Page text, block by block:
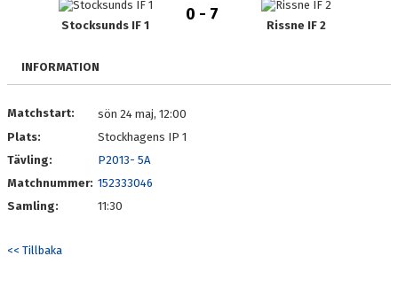
BILDGALLERI
DOKUMENT
Stocksunds IF 1
0 - 7
Rissne IF 2
INFORMATION
Matchstart:
sön 24 maj, 12:00
Plats:
Stockhagens IP 1
Tävling:
P2013- 5A
Matchnummer: 152333046
Samling:
11:30
<< Tillbaka